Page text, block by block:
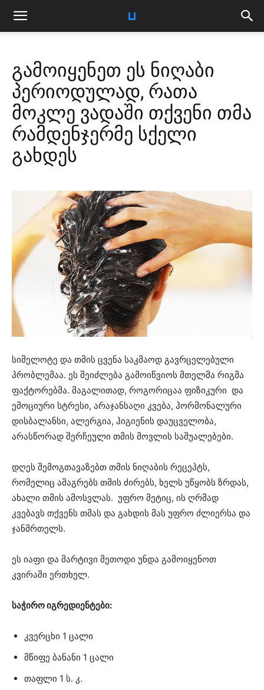
გამოიყენეთ ეს ნიღაბი
პერიოდულად, რათა
მოკლე ვადაში თქვენი თმა
რამდენჯერმე სქელი
გახდეს
სიმელოტე და თმის ცვენა საკმაოდ გავრცელებული
პრობლემაა. ეს შეიძლება გამოიწვიოს მთელმა რიგმა
ფაქტორებმა. მაგალითად, როგორიცაა ფიზიკური და
ემოციური სტრესი, არაჯანსაღი კვება, ჰორმონალური
დისბალანსი, ალერგია, ჰიგიენის დაუცველობა,
არასწორად შერჩეული თმის მოვლის საშუალებები.
დღეს შემოგთავაზებთ თმის ნიღაბის რეცეპტს,
რომელიც ამაგრებს თმის ძირებს, ხელს უწყობს ზრდას,
ახალი თმის ამოსვლას. უფრო მეტიც, ის ღრმად
კვებავს თქვენს თმას და გახდის მას უფრო ძლიერსა და
ჯანმრთელს.
ეს იაფი და მარტივი მეთოდი უნდა გამოიყენოთ
კვირაში ერთხელ.
საჭირო იგრედიენტები:
კვერცხი 1 ცალი
მწიფე ბანანი 1 ცალი
თაფლი 1 ს. კ.